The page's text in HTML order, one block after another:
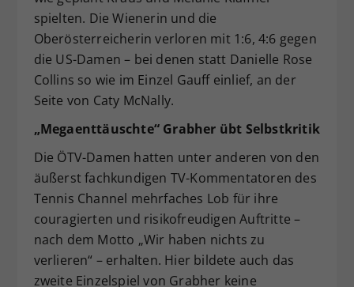
spielten. Die Wienerin und die
Oberösterreicherin verloren mit 1:6, 4:6 gegen
die US-Damen – bei denen statt Danielle Rose
Collins so wie im Einzel Gauff einlief, an der
Seite von Caty McNally.
„Megaenttäuschte“ Grabher übt Selbstkritik
Die ÖTV-Damen hatten unter anderen von den
äußerst fachkundigen TV-Kommentatoren des
Tennis Channel mehrfaches Lob für ihre
couragierten und risikofreudigen Auftritte –
nach dem Motto „Wir haben nichts zu
verlieren“ – erhalten. Hier bildete auch das
zweite Einzelspiel von Grabher keine